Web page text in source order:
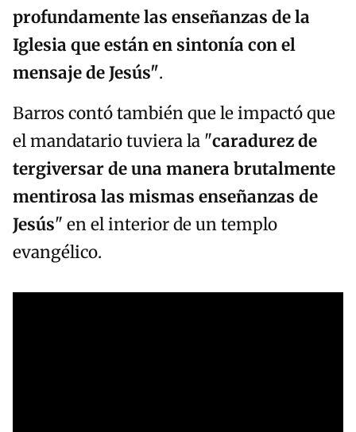
profundamente las enseñanzas de la
Iglesia que están en sintonía con el
mensaje de Jesús".
Barros contó también que le impactó que
el mandatario tuviera la "caradurez de
tergiversar de una manera brutalmente
mentirosa las mismas enseñanzas de
Jesús" en el interior de un templo
evangélico.